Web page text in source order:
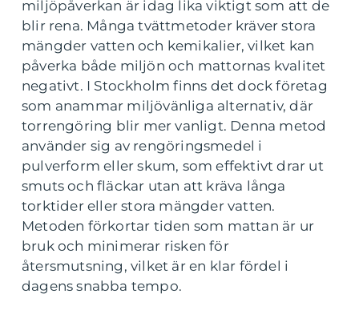
miljöpåverkan är idag lika viktigt som att de
blir rena. Många tvättmetoder kräver stora
mängder vatten och kemikalier, vilket kan
påverka både miljön och mattornas kvalitet
negativt. I Stockholm finns det dock företag
som anammar miljövänliga alternativ, där
torrengöring blir mer vanligt. Denna metod
använder sig av rengöringsmedel i
pulverform eller skum, som effektivt drar ut
smuts och fläckar utan att kräva långa
torktider eller stora mängder vatten.
Metoden förkortar tiden som mattan är ur
bruk och minimerar risken för
återsmutsning, vilket är en klar fördel i
dagens snabba tempo.